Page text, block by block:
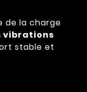
de la charge
vibrations
stable et